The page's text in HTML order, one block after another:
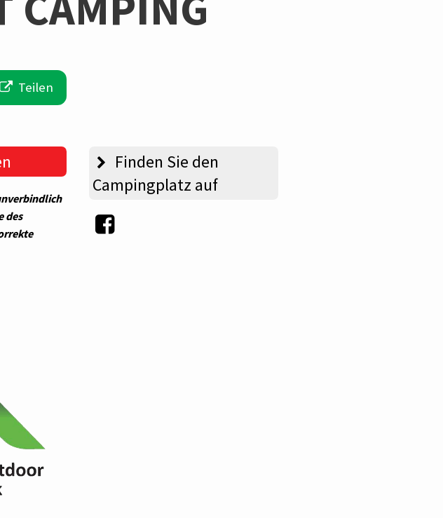
Teilen
des
Finden Sie den
Campingplatz auf